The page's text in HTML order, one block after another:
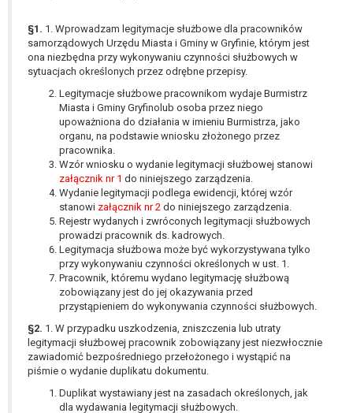
§1. 1. Wprowadzam legitymacje służbowe dla pracowników
samorządowych Urzędu Miasta i Gminy w Gryfinie, którym jest
ona niezbędna przy wykonywaniu czynności służbowych w
sytuacjach określonych przez odrębne przepisy.
Legitymacje służbowe pracownikom wydaje Burmistrz
Miasta i Gminy Gryfinolub osoba przez niego
upoważniona do działania w imieniu Burmistrza, jako
organu, na podstawie wniosku złożonego przez
pracownika.
Wzór wniosku o wydanie legitymacji służbowej stanowi
załącznik nr 1 do niniejszego zarządzenia.
Wydanie legitymacji podlega ewidencji, której wzór
stanowi załącznik nr 2 do niniejszego zarządzenia.
Rejestr wydanych i zwróconych legitymacji służbowych
prowadzi pracownik ds. kadrowych.
Legitymacja służbowa może być wykorzystywana tylko
przy wykonywaniu czynności określonych w ust. 1.
Pracownik, któremu wydano legitymację służbową
zobowiązany jest do jej okazywania przed
przystąpieniem do wykonywania czynności służbowych.
§2. 1. W przypadku uszkodzenia, zniszczenia lub utraty
legitymacji służbowej pracownik zobowiązany jest niezwłocznie
zawiadomić bezpośredniego przełożonego i wystąpić na
piśmie o wydanie duplikatu dokumentu.
Duplikat wystawiany jest na zasadach określonych, jak
dla wydawania legitymacji służbowych.
sprzeciwu, administrator nie może już
przetwarzać tych danych osobowych, chyba
że wykaże on istnienie ważnych prawnie
uzasadnionych podstaw do przetwarzania,
nadrzędnych wobec interesów, praw i
wolności osoby, której dane dotyczą, lub
podstaw do ustalenia, dochodzenia lub
obrony roszczeń.
W przypadku gdy przetwarzanie danych
osobowych odbywa się na podstawie zgody osoby
na przetwarzanie danych osobowych (art. 6 ust. 1
lit a RODO), przysługuje Pani/Panu prawo do
cofnięcia tej zgody w dowolnym momencie.
Cofnięcie to nie ma wpływu na zgodność
przetwarzania, którego dokonano na podstawie
zgody przed jej cofnięciem.
Przysługuje Pani/Panu prawo wniesienia skargi do
organu nadzorczego na niezgodne z prawem
przetwarzanie Pani/Pana danych osobowych
przez administratora.
Organem właściwym do wniesienia skargi jest